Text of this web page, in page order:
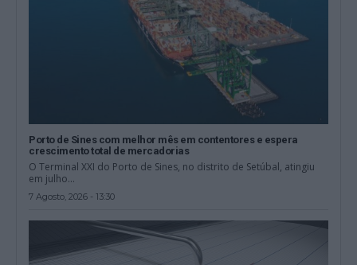
Porto de Sines com melhor mês em contentores e espera
crescimento total de mercadorias
O Terminal XXI do Porto de Sines, no distrito de Setúbal, atingiu
em julho...
7 Agosto, 2026 - 13:30